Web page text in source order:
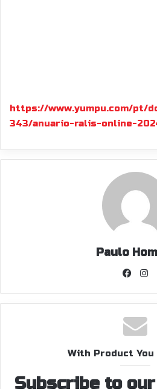
https://www.yumpu.com/pt/
343/anuario-ralis-online-
Paulo
With Product You
Subscribe to